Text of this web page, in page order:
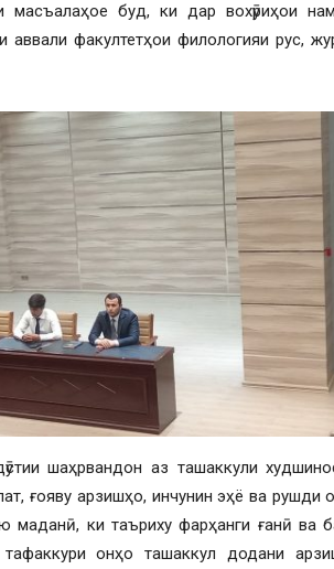
буд, ки дар вохӯриҳои
факултетҳои филологияи рус,
шаҳрвандон аз ташаккули
ғояву арзишҳо, инчунин эҳё ва рушди
маданӣ, ки таъриху фарҳанги ғанӣ ва
онҳо ташаккул додани